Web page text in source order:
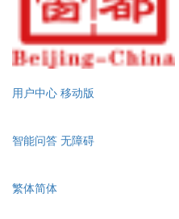
用户中心 移动版
智能问答 无障碍
繁体简体